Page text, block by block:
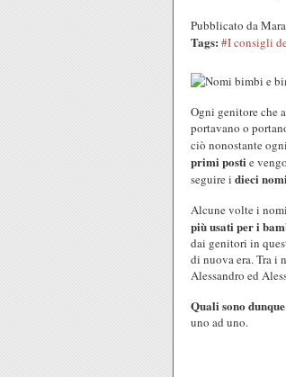
Pubblicato da
Tags: #I consigli
Ogni genitore che
portavano o
ciò nonostante
primi postie
seguire i dieci
Alcune volte i
più usati per i
dai genitori in
di nuova era. Tra i
Alessandro ed
Quali sono
uno ad uno.